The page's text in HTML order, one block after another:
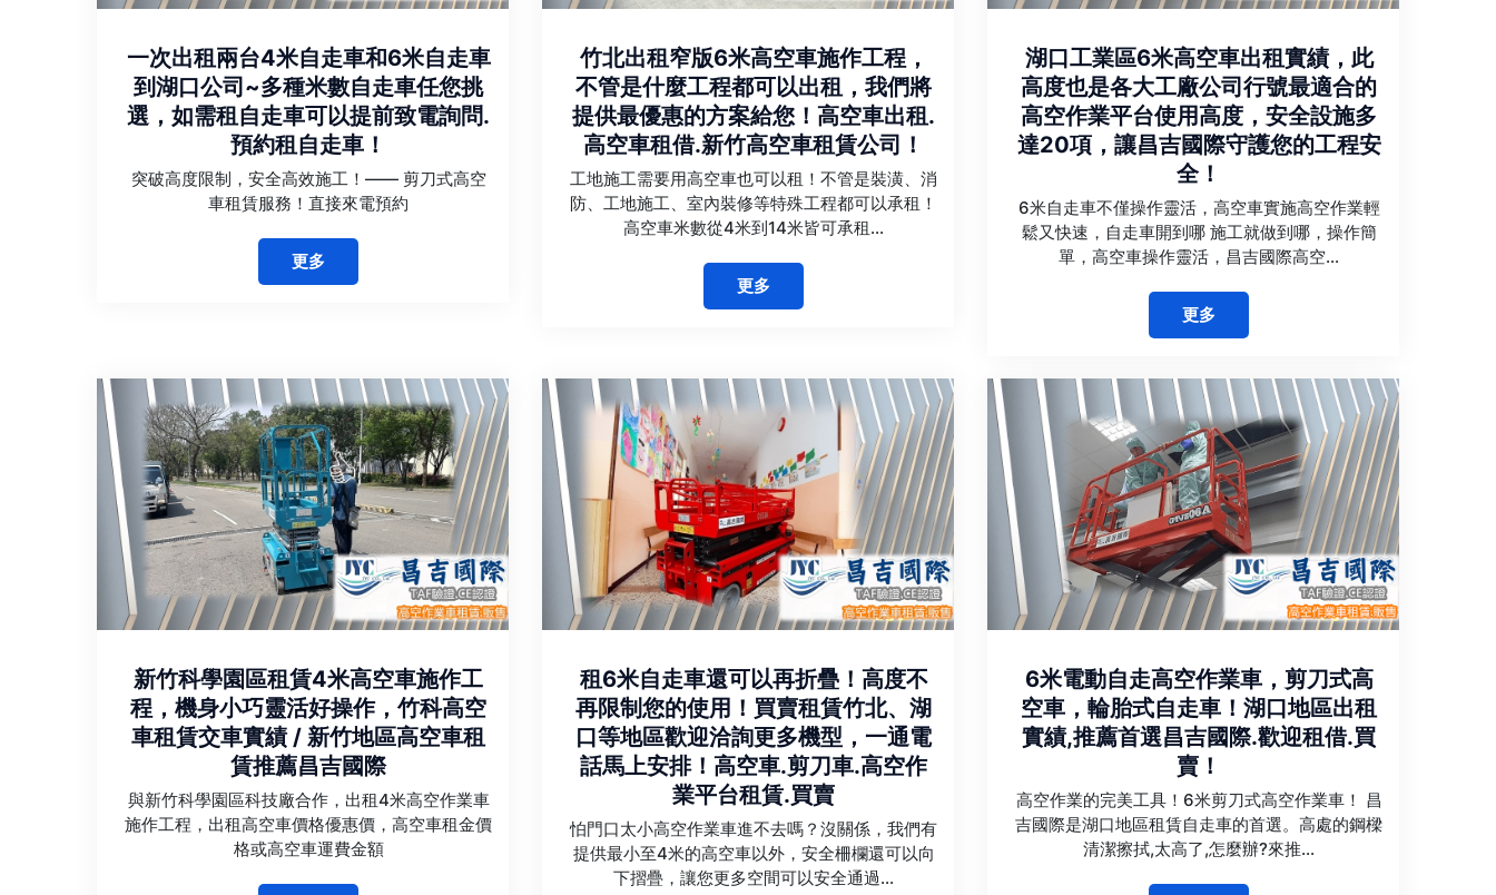
一次出租兩台4米自走車和6米自走車
到湖口公司~多種米數自走車任您挑
選，如需租自走車可以提前致電詢問.
預約租自走車！
突破高度限制，安全高效施工！—— 剪刀式高空
車租賃服務！直接來電預約
更多
竹北出租窄版6米高空車施作工程，
不管是什麼工程都可以出租，我們將
提供最優惠的方案給您！高空車出租.
高空車租借.新竹高空車租賃公司！
工地施工需要用高空車也可以租！不管是裝潢、消
防、工地施工、室內裝修等特殊工程都可以承租！
高空車米數從4米到14米皆可承租...
更多
湖口工業區6米高空車出租實績，此
高度也是各大工廠公司行號最適合的
高空作業平台使用高度，安全設施多
達20項，讓昌吉國際守護您的工程安
全！
6米自走車不僅操作靈活，高空車實施高空作業輕
鬆又快速，自走車開到哪 施工就做到哪，操作簡
單，高空車操作靈活，昌吉國際高空...
更多
新竹科學園區租賃4米高空車施作工
程，機身小巧靈活好操作，竹科高空
車租賃交車實績 / 新竹地區高空車租
賃推薦昌吉國際
與新竹科學園區科技廠合作，出租4米高空作業車
施作工程，出租高空車價格優惠價，高空車租金價
格或高空車運費金額
租6米自走車還可以再折疊！高度不
再限制您的使用！買賣租賃竹北、湖
口等地區歡迎洽詢更多機型，一通電
話馬上安排！高空車.剪刀車.高空作
業平台租賃.買賣
怕門口太小高空作業車進不去嗎？沒關係，我們有
提供最小至4米的高空車以外，安全柵欄還可以向
下摺疊，讓您更多空間可以安全通過...
6米電動自走高空作業車，剪刀式高
空車，輪胎式自走車！湖口地區出租
實績,推薦首選昌吉國際.歡迎租借.買
賣！
高空作業的完美工具！6米剪刀式高空作業車！ 昌
吉國際是湖口地區租賃自走車的首選。高處的鋼樑
清潔擦拭,太高了,怎麼辦?來推...